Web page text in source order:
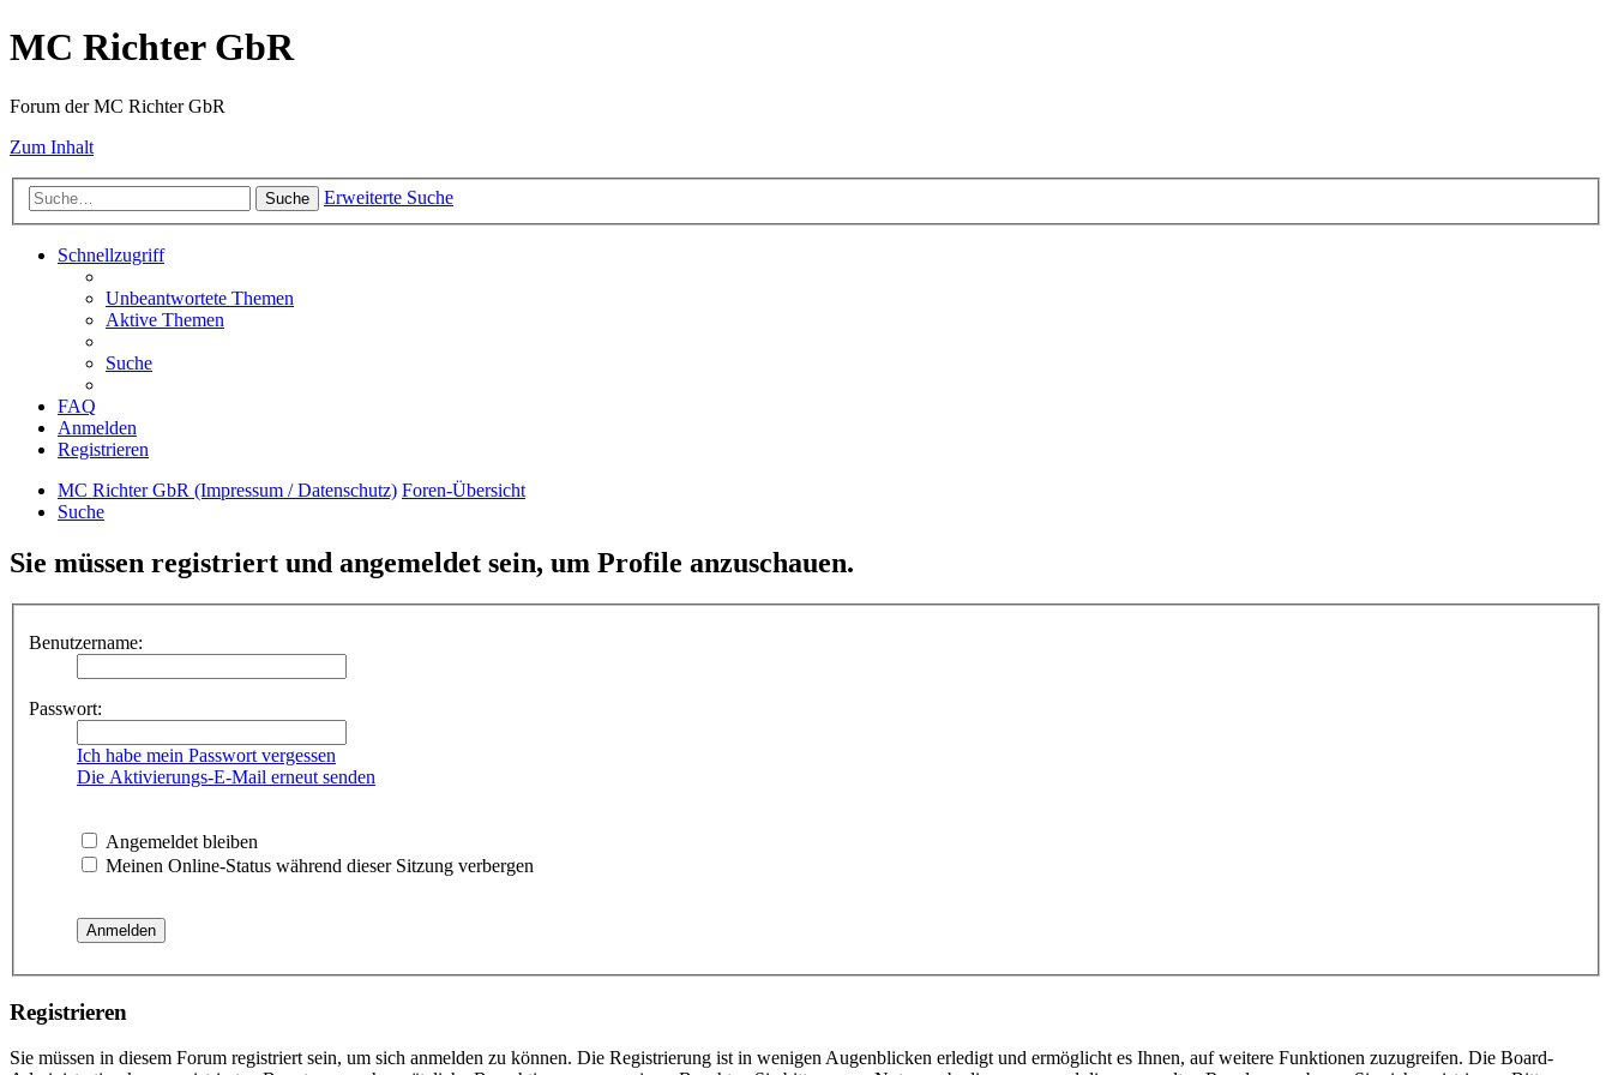
MC Richter GbR
Forum der MC Richter GbR
Zum Inhalt
Suche Erweiterte Suche
Schnellzugriff
Unbeantwortete Themen
Aktive Themen
Suche
FAQ
Anmelden
Registrieren
MC Richter GbR (Impressum / Datenschutz) Foren-Übersicht
Suche
Sie müssen registriert und angemeldet sein, um Profile anzuschauen.
Benutzername:
Passwort:
Ich habe mein Passwort vergessen
Die Aktivierungs-E-Mail erneut senden
Angemeldet bleiben
Meinen Online-Status während dieser Sitzung verbergen
Registrieren
Sie müssen in diesem Forum registriert sein, um sich anmelden zu können. Die Registrierung ist in wenigen Augenblicken erledigt und ermöglicht es Ihnen, auf weitere Funktionen zuzugreifen. Die Board-